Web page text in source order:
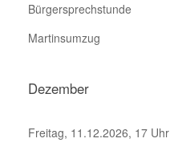
Bürgersprechstunde
Martinsumzug
Dezember
Freitag, 11.12.2026, 17 Uhr